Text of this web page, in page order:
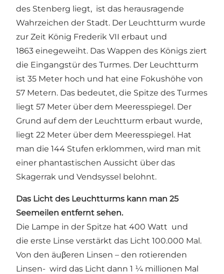
des Stenberg liegt, ist das herausragende
Wahrzeichen der Stadt. Der Leuchtturm wurde
zur Zeit König Frederik VII erbaut und
1863 einegeweiht. Das Wappen des Königs ziert
die Eingangstür des Turmes. Der Leuchtturm
ist 35 Meter hoch und hat eine Fokushöhe von
57 Metern. Das bedeutet, die Spitze des Turmes
liegt 57 Meter über dem Meeresspiegel. Der
Grund auf dem der Leuchtturm erbaut wurde,
liegt 22 Meter über dem Meeresspiegel. Hat
man die 144 Stufen erklommen, wird man mit
einer phantastischen Aussicht über das
Skagerrak und Vendsyssel belohnt.
Das Licht des Leuchtturms kann man 25
Seemeilen entfernt sehen.
Die Lampe in der Spitze hat 400 Watt und
die erste Linse verstärkt das Licht 100.000 Mal.
Von den äuβeren Linsen – den rotierenden
Linsen- wird das Licht dann 1 ¼ millionen Mal